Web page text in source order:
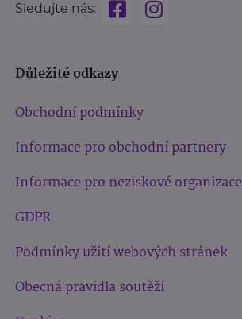
Sledujte nás:
Důležité odkazy
Obchodní podmínky
Informace pro obchodní partnery
Informace pro neziskové organizace
GDPR
Podmínky užití webových stránek
Obecná pravidla soutěží